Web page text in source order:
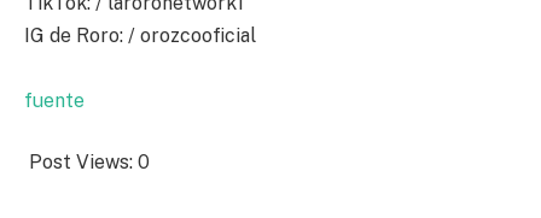
IG de Roro: / orozcooficial
fuente
Post Views: 0